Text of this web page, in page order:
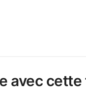
avec